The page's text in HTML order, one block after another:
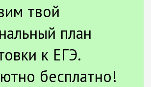
твой
план
к ЕГЭ.
бесплатно!